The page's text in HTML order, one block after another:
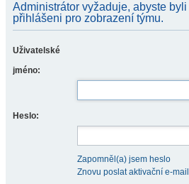
Administrátor vyžaduje, abyste
přihlášeni pro zobrazení týmu.
Uživatelské
jméno:
Heslo:
Zapomněl(a) jsem heslo
Znovu poslat aktivační e-mail